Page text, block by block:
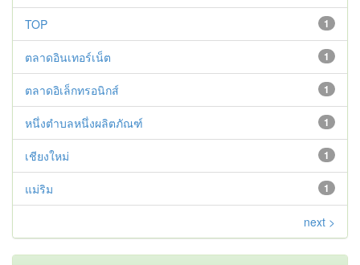
1
TOP
1
ตลาดอินเทอร์เน็ต
1
ตลาดอิเล็กทรอนิกส์
1
หนึ่งตำบลหนึ่งผลิตภัณฑ์
1
เชียงใหม่
1
แม่ริม
next >